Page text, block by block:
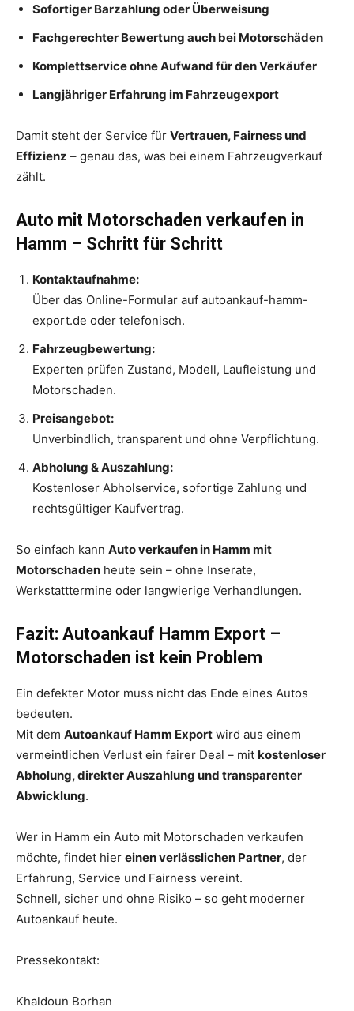
Sofortiger Barzahlung oder Überweisung
Fachgerechter Bewertung auch bei Motorschäden
Komplettservice ohne Aufwand für den Verkäufer
Langjähriger Erfahrung im Fahrzeugexport
Damit steht der Service für Vertrauen, Fairness und
Effizienz – genau das, was bei einem Fahrzeugverkauf
zählt.
Auto mit Motorschaden verkaufen in
Hamm – Schritt für Schritt
Kontaktaufnahme:
Über das Online-Formular auf autoankauf-hamm-
export.de oder telefonisch.
Fahrzeugbewertung:
Experten prüfen Zustand, Modell, Laufleistung und
Motorschaden.
Preisangebot:
Unverbindlich, transparent und ohne Verpflichtung.
Abholung & Auszahlung:
Kostenloser Abholservice, sofortige Zahlung und
rechtsgültiger Kaufvertrag.
So einfach kann Auto verkaufen in Hamm mit
Motorschaden heute sein – ohne Inserate,
Werkstatttermine oder langwierige Verhandlungen.
Fazit: Autoankauf Hamm Export –
Motorschaden ist kein Problem
Ein defekter Motor muss nicht das Ende eines Autos
bedeuten.
Mit dem Autoankauf Hamm Export wird aus einem
vermeintlichen Verlust ein fairer Deal – mit kostenloser
Abholung, direkter Auszahlung und transparenter
Abwicklung.
Wer in Hamm ein Auto mit Motorschaden verkaufen
möchte, findet hier einen verlässlichen Partner, der
Erfahrung, Service und Fairness vereint.
Schnell, sicher und ohne Risiko – so geht moderner
Autoankauf heute.
Pressekontakt:
Khaldoun Borhan